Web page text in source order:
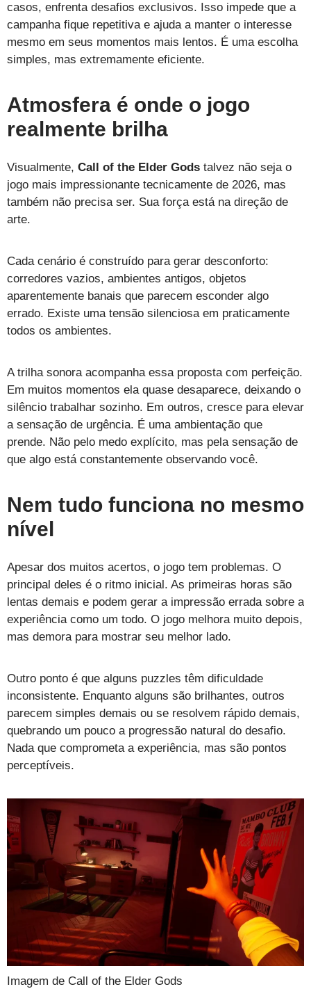
casos, enfrenta desafios exclusivos. Isso impede que a
campanha fique repetitiva e ajuda a manter o interesse
mesmo em seus momentos mais lentos. É uma escolha
simples, mas extremamente eficiente.
Atmosfera é onde o jogo
realmente brilha
Visualmente, Call of the Elder Gods talvez não seja o
jogo mais impressionante tecnicamente de 2026, mas
também não precisa ser. Sua força está na direção de
arte.
Cada cenário é construído para gerar desconforto:
corredores vazios, ambientes antigos, objetos
aparentemente banais que parecem esconder algo
errado. Existe uma tensão silenciosa em praticamente
todos os ambientes.
A trilha sonora acompanha essa proposta com perfeição.
Em muitos momentos ela quase desaparece, deixando o
silêncio trabalhar sozinho. Em outros, cresce para elevar
a sensação de urgência. É uma ambientação que
prende. Não pelo medo explícito, mas pela sensação de
que algo está constantemente observando você.
Nem tudo funciona no mesmo
nível
Apesar dos muitos acertos, o jogo tem problemas. O
principal deles é o ritmo inicial. As primeiras horas são
lentas demais e podem gerar a impressão errada sobre a
experiência como um todo. O jogo melhora muito depois,
mas demora para mostrar seu melhor lado.
Outro ponto é que alguns puzzles têm dificuldade
inconsistente. Enquanto alguns são brilhantes, outros
parecem simples demais ou se resolvem rápido demais,
quebrando um pouco a progressão natural do desafio.
Nada que comprometa a experiência, mas são pontos
perceptíveis.
Imagem de Call of the Elder Gods